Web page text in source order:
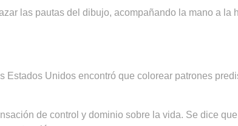
las pautas del dibujo, acompañando la mano a
Estados Unidos encontró que colorear patrones
de control y dominio sobre la vida. Se dice